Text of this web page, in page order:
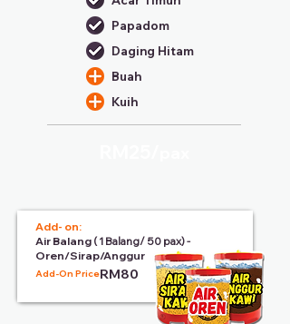
Papadom
Daging Hitam
Buah
Kuih
Add- on:
Air Balang ( 1 Balang/ 50 pax) -
Oren/Sirap/Anggur
Add-On Price:RM80